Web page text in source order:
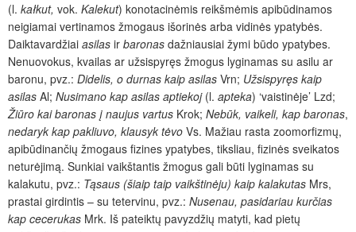
(l. kałkut, vok. Kalekut) konotacinėmis reikšmėmis apibūdinamos
neigiamai vertinamos žmogaus išorinės arba vidinės ypatybės.
Daiktavardžiai asilas ir baronas dažniausiai žymi būdo ypatybes.
Nenuovokus, kvailas ar užsispyręs žmogus lyginamas su asilu ar
baronu, pvz.: Didelis, o durnas kaip asilas Vrn; Užsispyręs kaip
asilas Al; Nusimano kap asilas aptiekoj(l. apteka) ‘vaistinėje’ Lzd;
Žiūro kai baronas į naujus vartus Krok; Nebūk, vaikeli, kap baronas,
nedaryk kap pakliuvo, klausyk tėvo Vs. Mažiau rasta zoomorfizmų,
apibūdinančių žmogaus fizines ypatybes, tiksliau, fizinės sveikatos
neturėjimą. Sunkiai vaikštantis žmogus gali būti lyginamas su
kalakutu, pvz.: Tąsaus (šiaip taip vaikštinėju) kaip kalakutas Mrs,
prastai girdintis – su tetervinu, pvz.: Nusenau, pasidariau kurčias
kap cecerukas Mrk. Iš pateiktų pavyzdžių matyti, kad pietų